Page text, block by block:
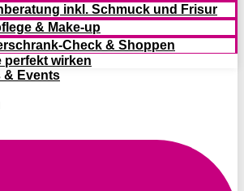
inkl. Schmuck und Frisur
& Make-up
Check & Shoppen
perfekt wirken
& Events